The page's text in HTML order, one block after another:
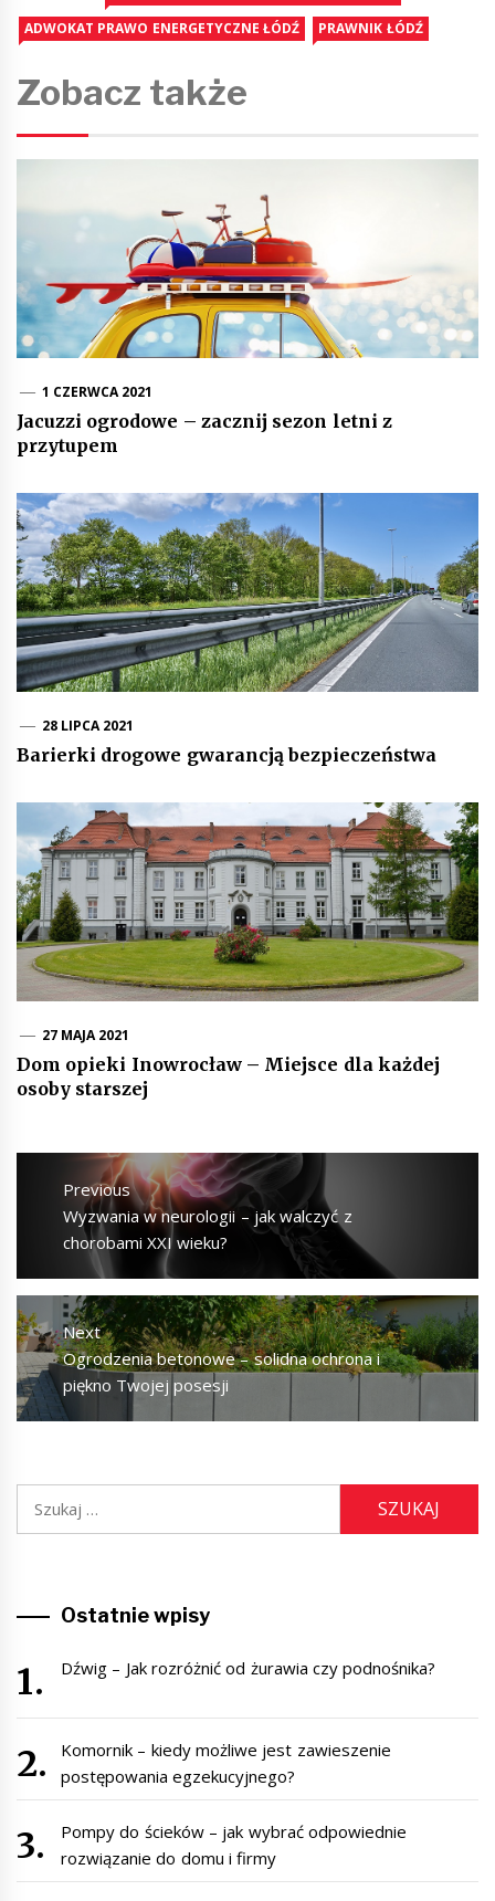
ADWOKAT PRAWO ENERGETYCZNE ŁÓDŹ
PRAWNIK ŁÓDŹ
Zobacz także
1 CZERWCA 2021
Jacuzzi ogrodowe – zacznij sezon letni z
przytupem
28 LIPCA 2021
Barierki drogowe gwarancją bezpieczeństwa
27 MAJA 2021
Dom opieki Inowrocław – Miejsce dla każdej
osoby starszej
Nawigacja
wpisuPrevious
Previous
post:
Wyzwania w neurologii – jak walczyć z
chorobami XXI wieku?
Next
Next
post:
Ogrodzenia betonowe – solidna ochrona i
piękno Twojej posesji
Ostatnie wpisy
Dźwig – Jak rozróżnić od żurawia czy podnośnika?
Komornik – kiedy możliwe jest zawieszenie
postępowania egzekucyjnego?
Pompy do ścieków – jak wybrać odpowiednie
rozwiązanie do domu i firmy